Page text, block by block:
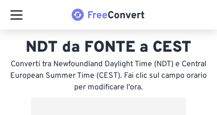
NDT da FONTE a CEST
Converti tra Newfoundland Daylight Time (NDT) e Central
European Summer Time (CEST). Fai clic sul campo orario
per modificare l'ora.